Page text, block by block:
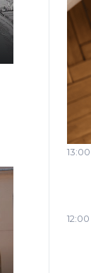
13:00
12:00